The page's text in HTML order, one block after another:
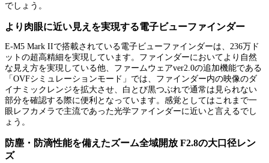
でしょう。
より肉眼に近い見えを実現する電子ビューファインダー
E-M5 Mark IIで搭載されている電子ビューファインダーは、236万ド
ットの超高精細を実現しています。ファインダーにおいてより自然
な見え方を実現している他、ファームウェアver2.0の追加機能である
「OVFシミュレーションモード」では、ファインダー内の映像のダ
イナミックレンジを拡大させ、白とび黒つぶれで通常は見られない
部分を確認する際に便利となっています。感覚としてはこれまで一
眼レフカメラで主流であった光学ファインダーに近いと言えるでし
ょう。
防塵・防滴性能を備えたズーム全域開放 F2.8の大口径レン
ズ